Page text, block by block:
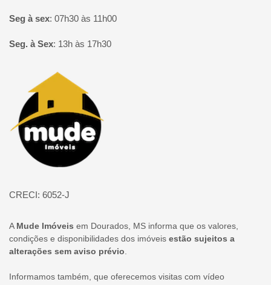
Seg à sex: 07h30 às 11h00
Seg. à Sex: 13h às 17h30
Página inicial
CRECI: 6052-J
A Mude Imóveis em Dourados, MS informa que os valores,
condições e disponibilidades dos imóveis estão sujeitos a
alterações sem aviso prévio
Informamos também, que oferecemos visitas com vídeo